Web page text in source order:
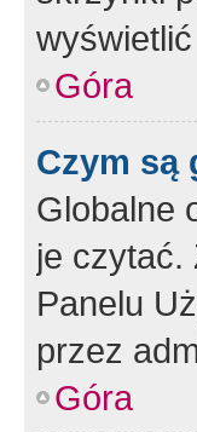
Góra
Czym są
Globalne
je czytać.
Panelu
przez
Góra